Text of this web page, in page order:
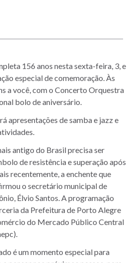
156 anos nesta sexta-feira, 3, e
especial de comemoração. Às
a você, com o Concerto Orquestra
bolo de aniversário.
apresentações de samba e jazz e
antigo do Brasil precisa ser
de resistência e superação após
recentemente, a enchente que
o secretário municipal de
Élvio Santos. A programação
da Prefeitura de Porto Alegre
do Mercado Público Central
é um momento especial para